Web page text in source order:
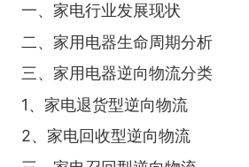
一、家电行业发展现状
二、家用电器生命周期分析
三、家用电器逆向物流分类
1、家电退货型逆向物流
2、家电回收型逆向物流